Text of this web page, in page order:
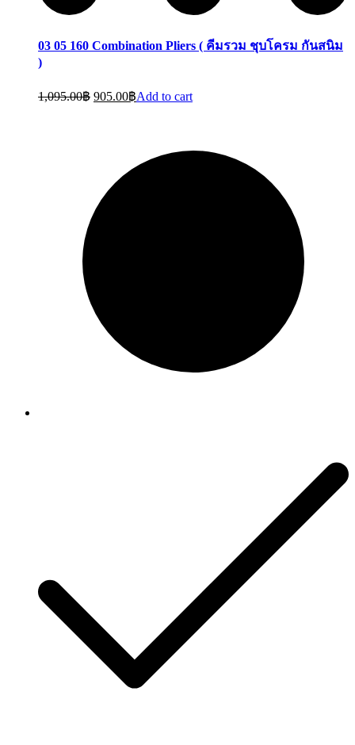
03 05 160 Combination Pliers ( คีมรวม ชุบโครม กันสนิม
)
1,095.00฿ 905.00฿Add to cart